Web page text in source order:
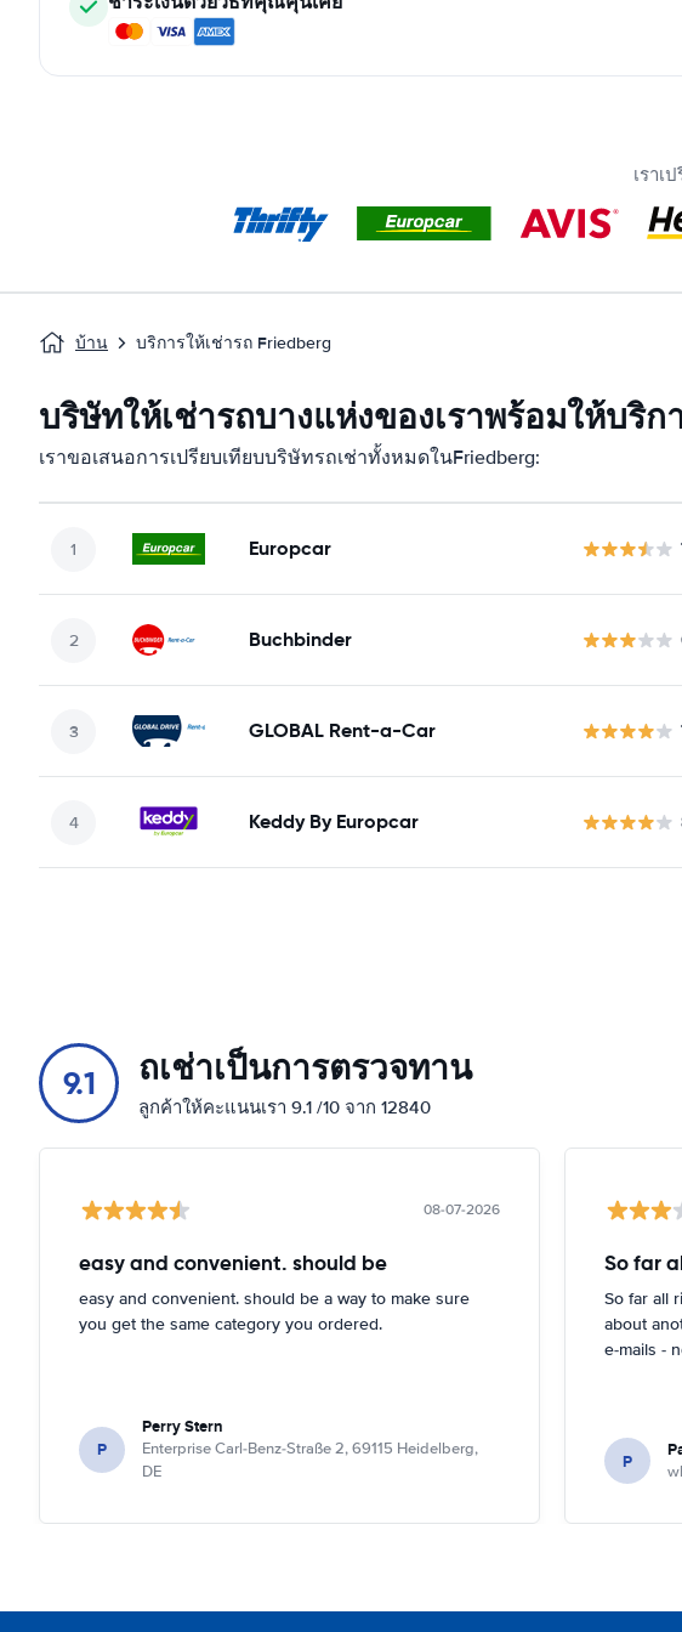
เราเ
บ้าน บริการให้เช่ารถ Friedberg
บริษัทให้เช่ารถบางแห่งของเราพร้อมให้บริก
เราขอเสนอการเปรียบเทียบบริษัทรถเช่าทั้งหมดในFriedberg:
Europcar
Buchbinder
GLOBAL Rent-a-Car
Keddy By Europcar
9.1 ถเช่าเป็นการตรวจทาน
ลูกค้าให้คะแนนเรา 9.1 /10 จาก 12840
08-07-2026
easy and convenient. should be
easy and convenient. should be a way to make sure
you get the same category you ordered.
P
Perry Stern
Enterprise Carl-Benz-Straße 2, 69115 Heidelberg,
DE
So far
So far all
about
e-mails -
P